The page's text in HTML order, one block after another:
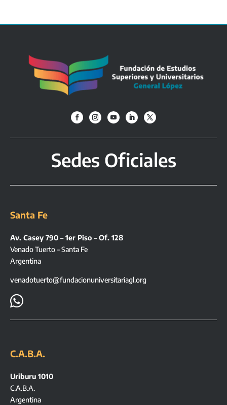
Sedes Oficiales
Santa Fe
Av. Casey 790 – 1er Piso – Of. 128
Venado Tuerto – Santa Fe
Argentina
venadotuerto@fundacionuniversitariagl.org

C.A.B.A.
Uriburu 1010
C.A.B.A.
Argentina